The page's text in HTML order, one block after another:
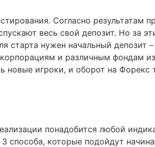
Согласно результатам
весь свой депозит. Но за
старта нужен начальный депозит –
и различным фондам
новые игроки, и оборот на Форекс
понадобится любой
способа, которые подойдут